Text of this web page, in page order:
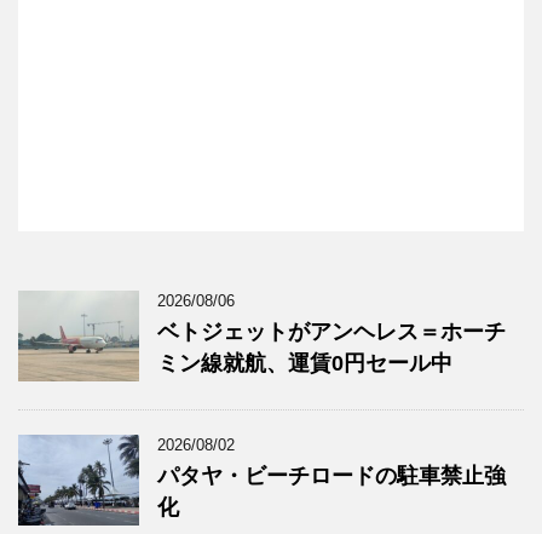
2026/08/06
ベトジェットがアンヘレス＝ホーチ
ミン線就航、運賃0円セール中
2026/08/02
パタヤ・ビーチロードの駐車禁止強
化